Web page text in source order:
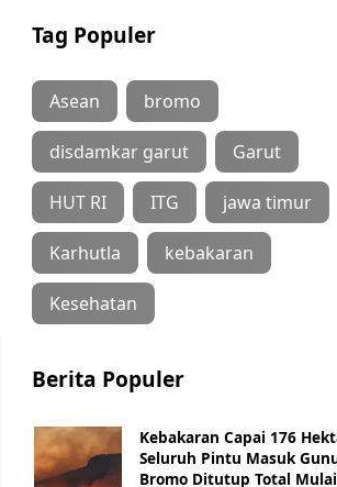
Tag Populer
Asean bromo
disdamkar garut Garut
HUT RI ITG jawa timur
Karhutla kebakaran
Kesehatan
Berita Populer
Kebakaran Capai 176
Seluruh Pintu Masuk
Bromo Ditutup Total